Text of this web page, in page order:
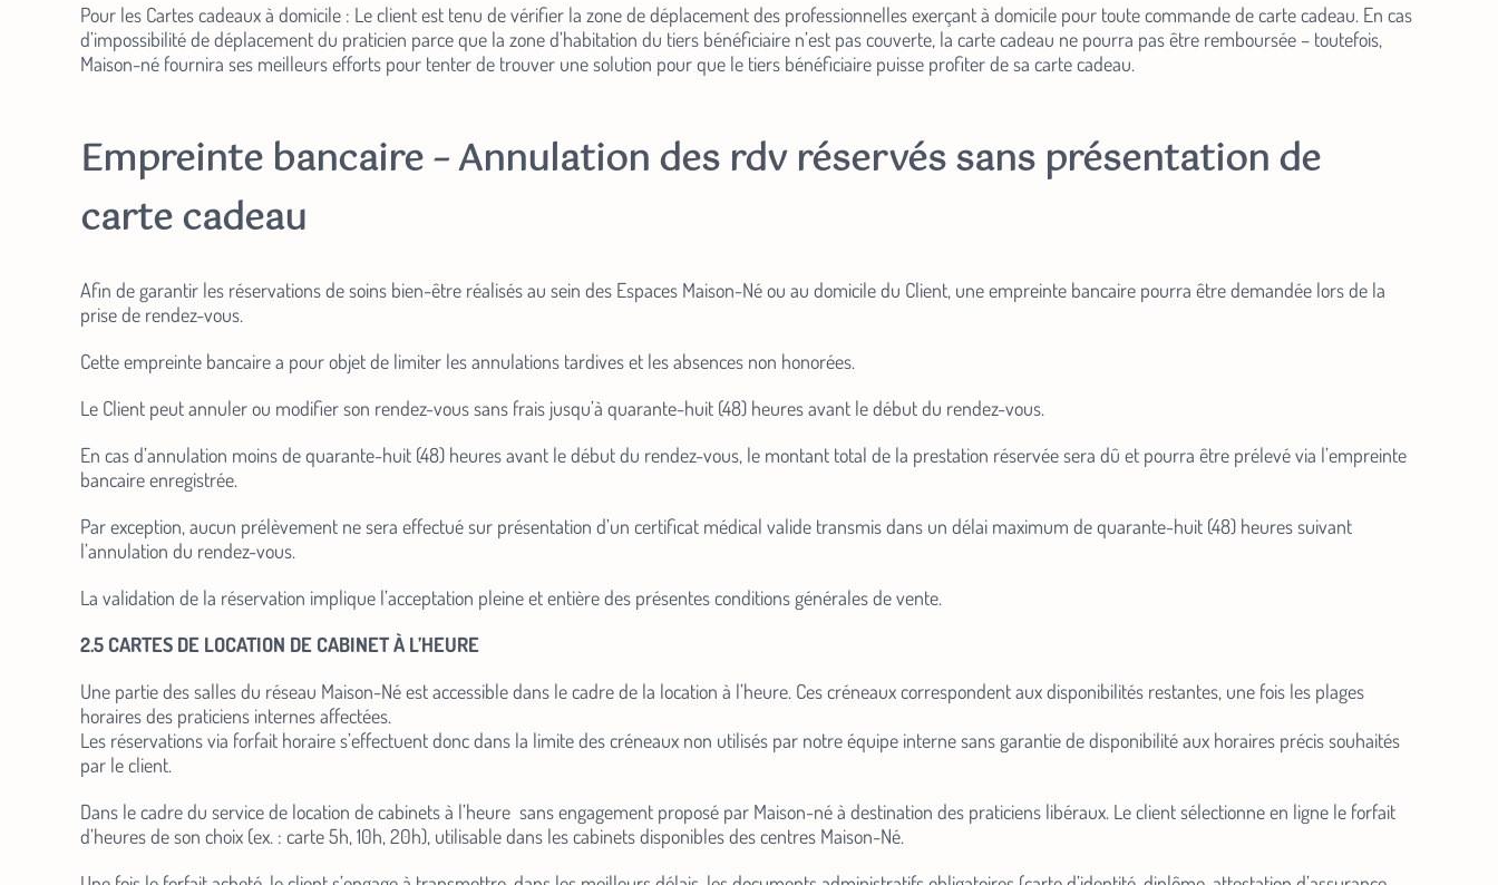
Pour les Cartes cadeaux à domicile : Le client est tenu de vérifier la zone de déplacement des professionnelles exerçant à domicile pour toute commande de carte cadeau. En cas
d’impossibilité de déplacement du praticien parce que la zone d’habitation du tiers bénéficiaire n’est pas couverte, la carte cadeau ne pourra pas être remboursée – toutefois,
Maison-né fournira ses meilleurs efforts pour tenter de trouver une solution pour que le tiers bénéficiaire puisse profiter de sa carte cadeau.
Empreinte bancaire – Annulation des rdv réservés sans présentation de
carte cadeau
Afin de garantir les réservations de soins bien-être réalisés au sein des Espaces Maison-Né ou au domicile du Client, une empreinte bancaire pourra être demandée lors de la
prise de rendez-vous.
Cette empreinte bancaire a pour objet de limiter les annulations tardives et les absences non honorées.
Le Client peut annuler ou modifier son rendez-vous sans frais jusqu’à quarante-huit (48) heures avant le début du rendez-vous.
En cas d’annulation moins de quarante-huit (48) heures avant le début du rendez-vous, le montant total de la prestation réservée sera dû et pourra être prélevé via l’empreinte
bancaire enregistrée.
Par exception, aucun prélèvement ne sera effectué sur présentation d’un certificat médical valide transmis dans un délai maximum de quarante-huit (48) heures suivant
l’annulation du rendez-vous.
La validation de la réservation implique l’acceptation pleine et entière des présentes conditions générales de vente.
2.5 CARTES DE LOCATION DE CABINET À L’HEURE
Une partie des salles du réseau Maison-Né est accessible dans le cadre de la location à l’heure. Ces créneaux correspondent aux disponibilités restantes, une fois les plages
horaires des praticiens internes affectées.
Les réservations via forfait horaire s’effectuent donc dans la limite des créneaux non utilisés par notre équipe interne sans garantie de disponibilité aux horaires précis souhaités
par le client.
Dans le cadre du service de location de cabinets à l’heure sans engagement proposé par Maison-né à destination des praticiens libéraux. Le client sélectionne en ligne le forfait
d’heures de son choix (ex. : carte 5h, 10h, 20h), utilisable dans les cabinets disponibles des centres Maison-Né.